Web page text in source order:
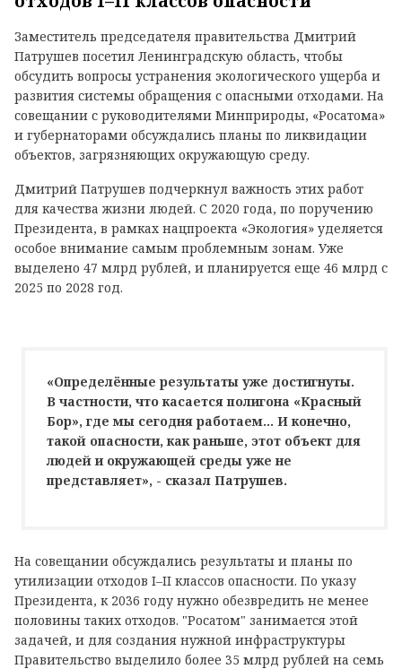
Заместитель председателя правительства Дмитрий
Патрушев посетил Ленинградскую область, чтобы
обсудить вопросы устранения экологического ущерба и
развития системы обращения с опасными отходами. На
совещании с руководителями Минприроды, «Росатома»
и губернаторами обсуждались планы по ликвидации
объектов, загрязняющих окружающую среду.
Дмитрий Патрушев подчеркнул важность этих работ
для качества жизни людей. С 2020 года, по поручению
Президента, в рамках нацпроекта «Экология» уделяется
особое внимание самым проблемным зонам. Уже
выделено 47 млрд рублей, и планируется еще 46 млрд с
2025 по 2028 год.
«Определённые результаты уже достигнуты.
В частности, что касается полигона «Красный
Бор», где мы сегодня работаем... И конечно,
такой опасности, как раньше, этот объект для
людей и окружающей среды уже не
представляет», - сказал Патрушев.
На совещании обсуждались результаты и планы по
утилизации отходов I–II классов опасности. По указу
Президента, к 2036 году нужно обезвредить не менее
половины таких отходов. "Росатом" занимается этой
задачей, и для создания нужной инфраструктуры
Правительство выделило более 35 млрд рублей на семь